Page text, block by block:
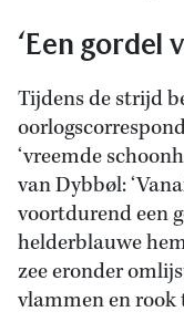
‘Een gordel
Tijdens de strijd
‘vreemde
van Dybbøl:
voortdurend een
helderblauwe
zee eronder
vlammen en rook